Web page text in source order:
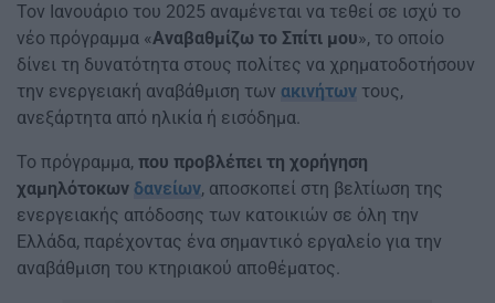
Τον Ιανουάριο του 2025 αναμένεται να τεθεί σε ισχύ το
νέο πρόγραμμα «Αναβαθμίζω το Σπίτι μου», το οποίο
δίνει τη δυνατότητα στους πολίτες να χρηματοδοτήσουν
την ενεργειακή αναβάθμιση των ακινήτων τους,
ανεξάρτητα από ηλικία ή εισόδημα.
Το πρόγραμμα, που προβλέπει τη χορήγηση
χαμηλότοκων δανείων, αποσκοπεί στη βελτίωση της
ενεργειακής απόδοσης των κατοικιών σε όλη την
Ελλάδα, παρέχοντας ένα σημαντικό εργαλείο για την
αναβάθμιση του κτηριακού αποθέματος.